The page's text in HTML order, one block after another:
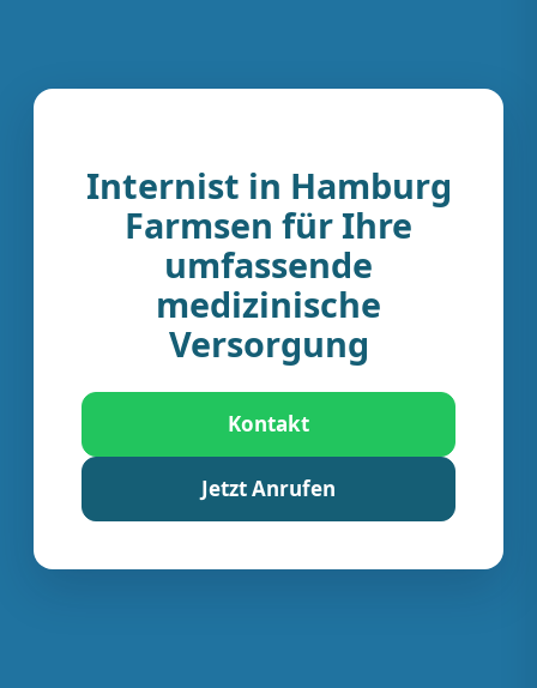
Internist in Hamburg
Farmsen für Ihre
umfassende
medizinische
Versorgung
Kontakt
Jetzt Anrufen